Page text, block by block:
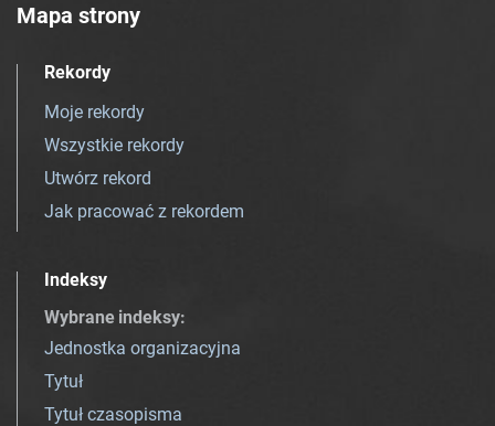
Mapa strony
Rekordy
Moje rekordy
Wszystkie rekordy
Utwórz rekord
Jak pracować z rekordem
Indeksy
Wybrane indeksy:
Jednostka organizacyjna
Tytuł
Tytuł czasopisma